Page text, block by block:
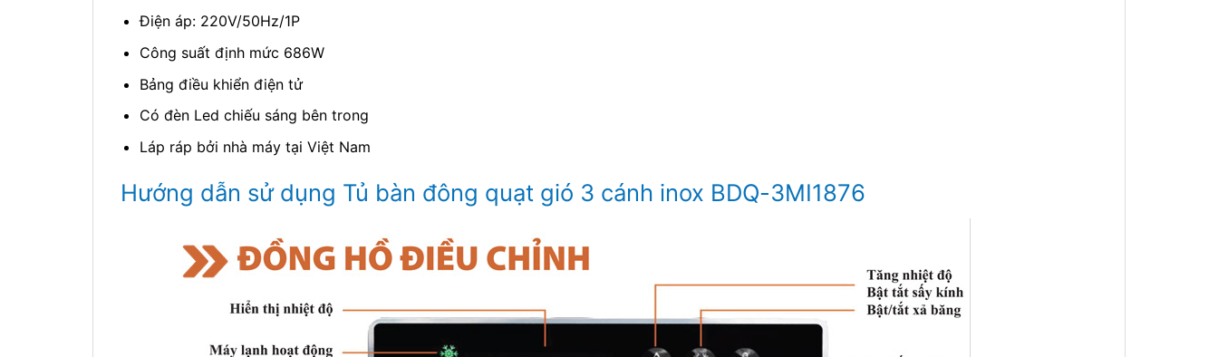
Điện áp: 220V/50Hz/1P
Công suất định mức 686W
Bảng điều khiển điện tử
Có đèn Led chiếu sáng bên trong
Láp ráp bởi nhà máy tại Việt Nam
Hướng dẫn sử dụng Tủ bàn đông quạt gió 3 cánh inox BDQ-3MI1876